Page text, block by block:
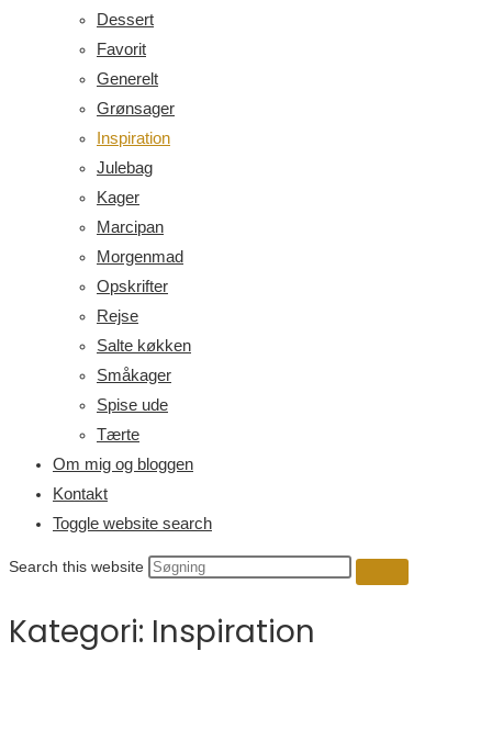
Dessert
Favorit
Generelt
Grønsager
Inspiration
Julebag
Kager
Marcipan
Morgenmad
Opskrifter
Rejse
Salte køkken
Småkager
Spise ude
Tærte
Om mig og bloggen
Kontakt
Toggle website search
Search this website
Kategori: Inspiration